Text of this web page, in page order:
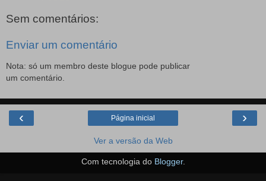
Sem comentários:
Enviar um comentário
Nota: só um membro deste blogue pode publicar
um comentário.
‹ ›
Página inicial
Ver a versão da Web
Com tecnologia do Blogger.